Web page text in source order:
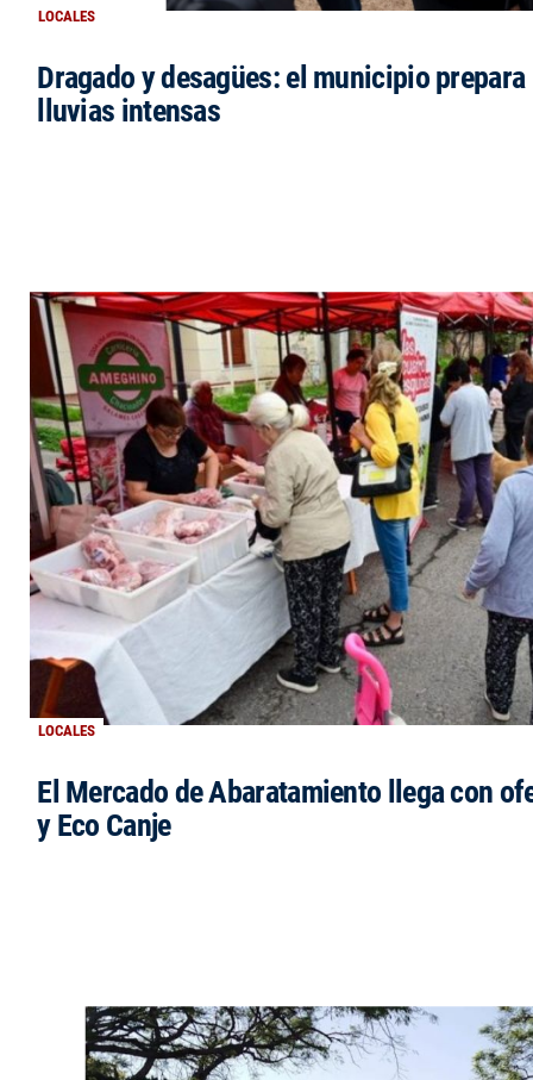
LOCALES
Dragado y desagües: el municipio
lluvias intensas
LOCALES
El Mercado de Abaratamiento llega con
y Eco Canje